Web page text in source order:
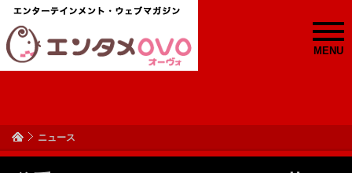
MENU
ニュース